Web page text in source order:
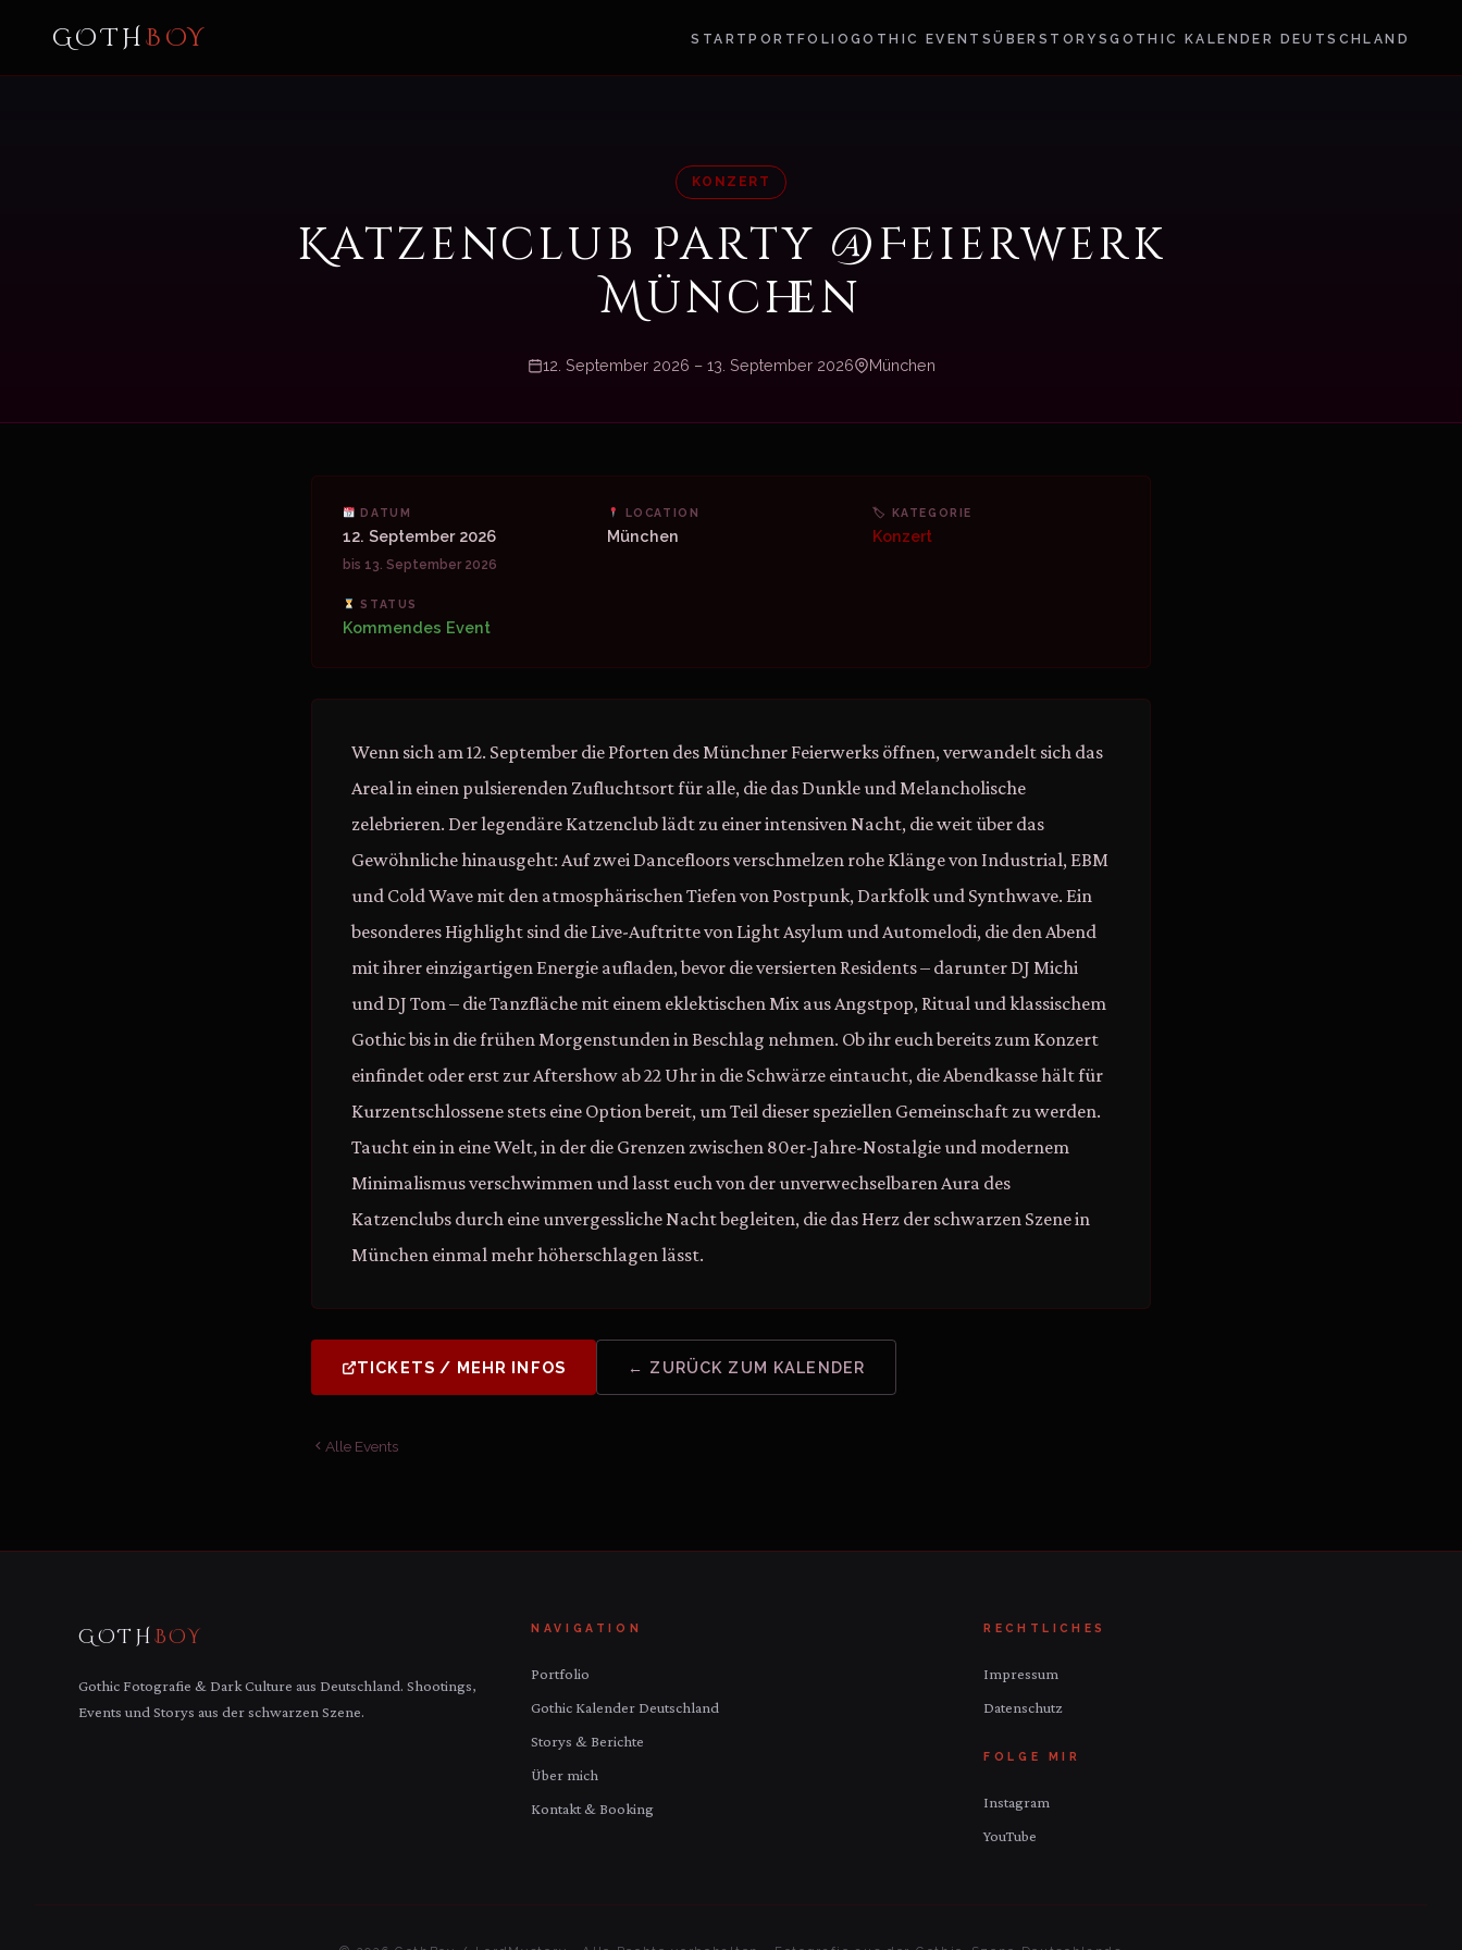
GOTHBOY START PORTFOLIO GOTHIC EVENTSÜBER STORYSGOTHIC KALENDER DEUTSCHLAND
KONZERT
Katzenclub Party @Feierwerk
München
12. September 2026 – 13. September 2026 München
DATUM
12. September 2026
bis 13. September 2026
LOCATION
München
🏷 KATEGORIE
Konzert
STATUS
Kommendes Event
Wenn sich am 12. September die Pforten des Münchner Feierwerks öffnen, verwandelt sich das
Areal in einen pulsierenden Zufluchtsort für alle, die das Dunkle und Melancholische
zelebrieren. Der legendäre Katzenclub lädt zu einer intensiven Nacht, die weit über das
Gewöhnliche hinausgeht: Auf zwei Dancefloors verschmelzen rohe Klänge von Industrial, EBM
und Cold Wave mit den atmosphärischen Tiefen von Postpunk, Darkfolk und Synthwave. Ein
besonderes Highlight sind die Live-Auftritte von Light Asylum und Automelodi, die den Abend
mit ihrer einzigartigen Energie aufladen, bevor die versierten Residents – darunter DJ Michi
und DJ Tom – die Tanzfläche mit einem eklektischen Mix aus Angstpop, Ritual und klassischem
Gothic bis in die frühen Morgenstunden in Beschlag nehmen. Ob ihr euch bereits zum Konzert
einfindet oder erst zur Aftershow ab 22 Uhr in die Schwärze eintaucht, die Abendkasse hält für
Kurzentschlossene stets eine Option bereit, um Teil dieser speziellen Gemeinschaft zu werden.
Taucht ein in eine Welt, in der die Grenzen zwischen 80er-Jahre-Nostalgie und modernem
Minimalismus verschwimmen und lasst euch von der unverwechselbaren Aura des
Katzenclubs durch eine unvergessliche Nacht begleiten, die das Herz der schwarzen Szene in
München einmal mehr höherschlagen lässt.
TICKETS / MEHR INFOS ← ZURÜCK ZUM KALENDER
Alle Events
GOTH BOY
Gothic Fotografie & Dark Culture aus Deutschland. Shootings,
Events und Storys aus der schwarzen Szene.
NAVIGATION
Portfolio
Gothic Kalender Deutschland
Storys & Berichte
Über mich
Kontakt & Booking
RECHTLICHES
Impressum
Datenschutz
FOLGE MIR
Instagram
YouTube